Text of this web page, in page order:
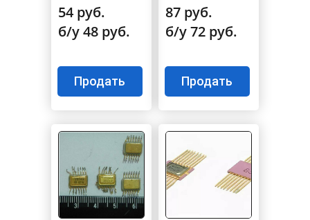
54 руб.
б/у 48 руб.
Продать
87 руб.
б/у 72 руб.
Продать